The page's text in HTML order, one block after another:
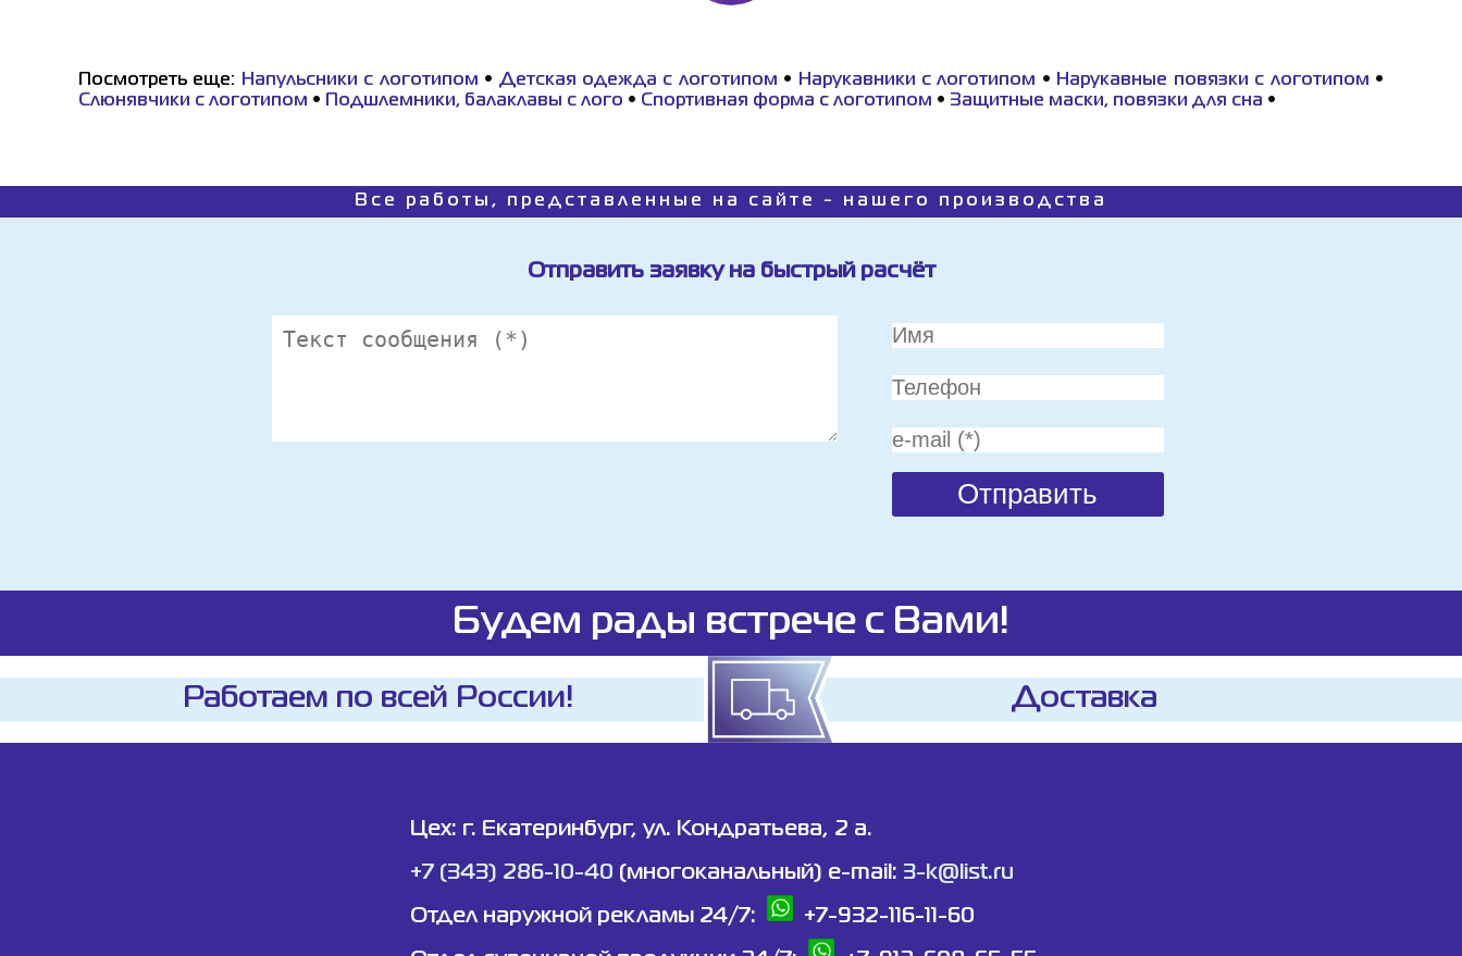
Посмотреть еще: Напульсники с логотипом • Детская одежда с логотипом • Нарукавники с логотипом • Нарукавные повязки с логотипом •
Слюнявчики с логотипом • Подшлемники, балаклавы c лого • Спортивная форма с логотипом • Защитные маски, повязки для сна •
Все работы, представленные на сайте - нашего производства
Отправить заявку на быстрый расчёт
Будем рады встрече с Вами!
Работаем по всей России! Доставка
Цех: г. Екатеринбург, ул. Кондратьева, 2 а.
+7 (343) 286-10-40 (многоканальный) e-mail: 3-k@list.ru
Отдел наружной рекламы 24/7: +7-932-116-11-60